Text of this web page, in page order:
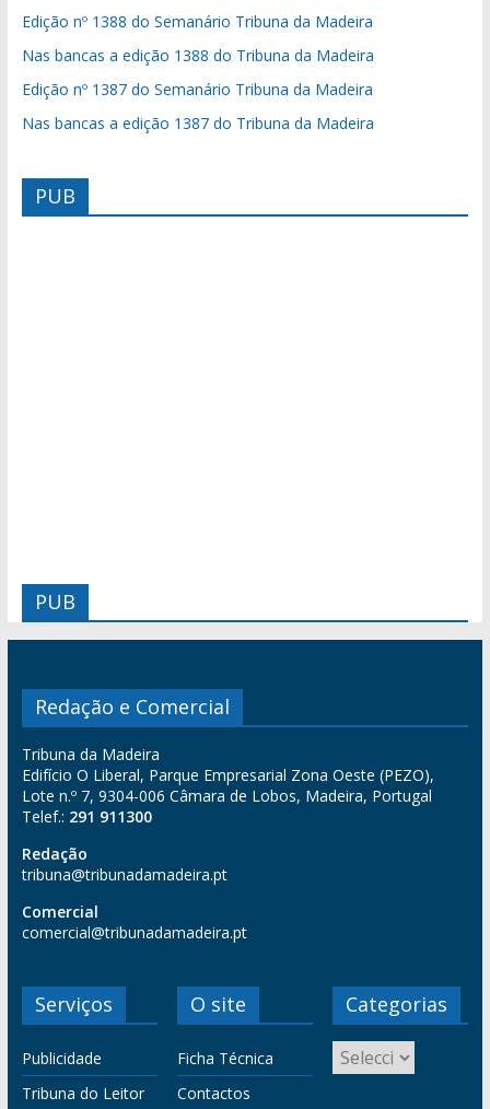
Edição nº 1388 do Semanário Tribuna da Madeira
Nas bancas a edição 1388 do Tribuna da Madeira
Edição nº 1387 do Semanário Tribuna da Madeira
Nas bancas a edição 1387 do Tribuna da Madeira
PUB
PUB
Redação e Comercial
Tribuna da Madeira
Edifício O Liberal, Parque Empresarial Zona Oeste (PEZO),
Lote n.º 7, 9304-006 Câmara de Lobos, Madeira, Portugal
Telef.: 291 911300
Redação
tribuna@tribunadamadeira.pt
Comercial
comercial@tribunadamadeira.pt
Serviços
Publicidade
Tribuna do Leitor
O site
Ficha Técnica
Contactos
Categorias